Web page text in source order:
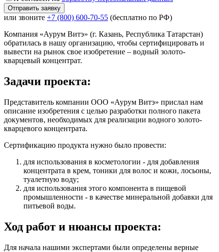
или звоните +7 (800) 600-70-55 (бесплатно по РФ)
Компания «Аурум Витэ» (г. Казань, Республика Татарстан)
обратилась в нашу организацию, чтобы сертифицировать и
вывести на рынок свое изобретение – водный золото-
кварцевый концентрат.
Задачи проекта:
Представитель компании ООО «Аурум Витэ» прислал нам
описание изобретения с целью разработки полного пакета
документов, необходимых для реализации водного золото-
кварцевого концентрата.
Сертификацию продукта нужно было провести:
для использования в косметологии - для добавления
концентрата в крем, тоники для волос и кожи, лосьоны,
туалетную воду;
для использования этого компонента в пищевой
промышленности - в качестве минеральной добавки для
питьевой воды.
Ход работ и нюансы проекта:
Для начала нашими экспертами были определены верные